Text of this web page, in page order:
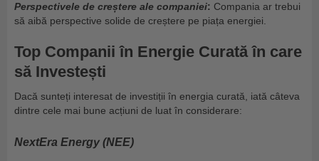
Perspectivele de creștere ale companiei: Compania ar trebui
să aibă perspective solide de creștere pe piața energiei.
Top Companii în Energie Curată în care
să Investești
Dacă sunteți interesat de investiții în energia curată, iată câteva
dintre cele mai bune acțiuni de luat în considerare:
NextEra Energy (NEE)